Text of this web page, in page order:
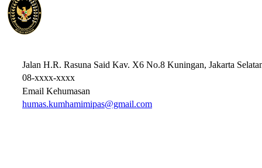
Jalan H.R. Rasuna Said Kav. X6 No.8 Kuningan, Jakarta
08-xxxx-xxxx
Email Kehumasan
humas.kumhamimipas@gmail.com